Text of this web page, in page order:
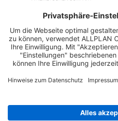
ALLPLAN auf
ALLPLAN auf
ALLPLAN
© ALLPLAN Schweiz AG
ALLPLAN ist Teil der Nemetschek